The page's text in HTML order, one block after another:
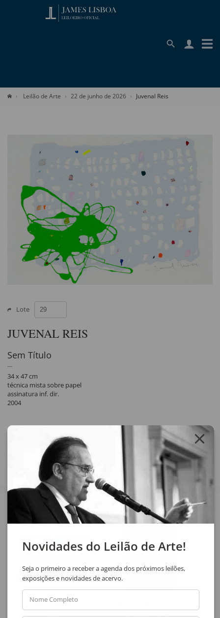
Leilão de Arte 22 de junho de 2026 Juvenal Reis
Lote
JUVENAL REIS
Sem Título
34 x 47 cm
técnica mista sobre papel
assinatura inf. dir.
2004
Veja também
Aldemir Martins
Flor
Vaso de Flores
Novidades do Leilão de Arte!
Seja o primeiro a receber a agenda dos próximos leilões,
exposições e novidades de acervo.
Nome Completo